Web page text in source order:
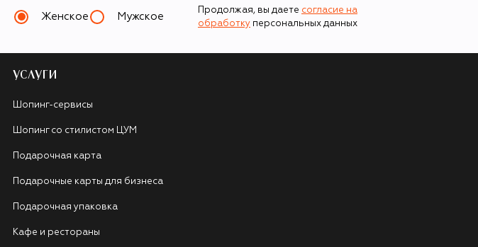
Женское Мужское
Продолжая, вы даете согласие на
обработку персональных данных
УСЛУГИ
Шопинг-сервисы
Шопинг со стилистом ЦУМ
Подарочная карта
Подарочные карты для бизнеса
Подарочная упаковка
Кафе и рестораны